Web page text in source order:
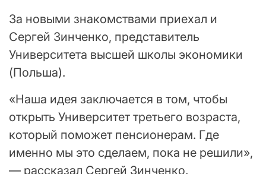
За новыми знакомствами приехал и
Сергей Зинченко, представитель
Университета высшей школы экономики
(Польша).
«Наша идея заключается в том, чтобы
открыть Университет третьего возраста,
который поможет пенсионерам. Где
именно мы это сделаем, пока не решили»,
— рассказал Сергей Зинченко.